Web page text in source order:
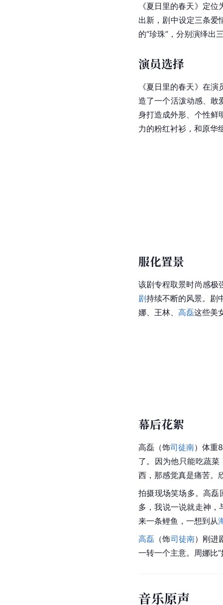
《夏日里的春天》定
出新，剧中设定三条爱
的“珍珠”，分别演绎出
演员选择
《夏日里的春天》在
造了一个活泼动感、敢
身打造成外形、个性鲜
力的粉红衬衫，和原华
服化置景
该剧专程取景时尚感极
剧持续不断的风景。剧
娜、 王林、 高磊这些美
幕后花絮
高磊（饰司徒南）体重
了。因为他只能吃蔬
西，那感觉真是痛苦。
拍摄现场笑场多。高磊
多，我说一说就走神
来一条鲤鱼，一想到从
高磊 （饰司徒南）刚进
一转一个主意。周娜比
音乐原声